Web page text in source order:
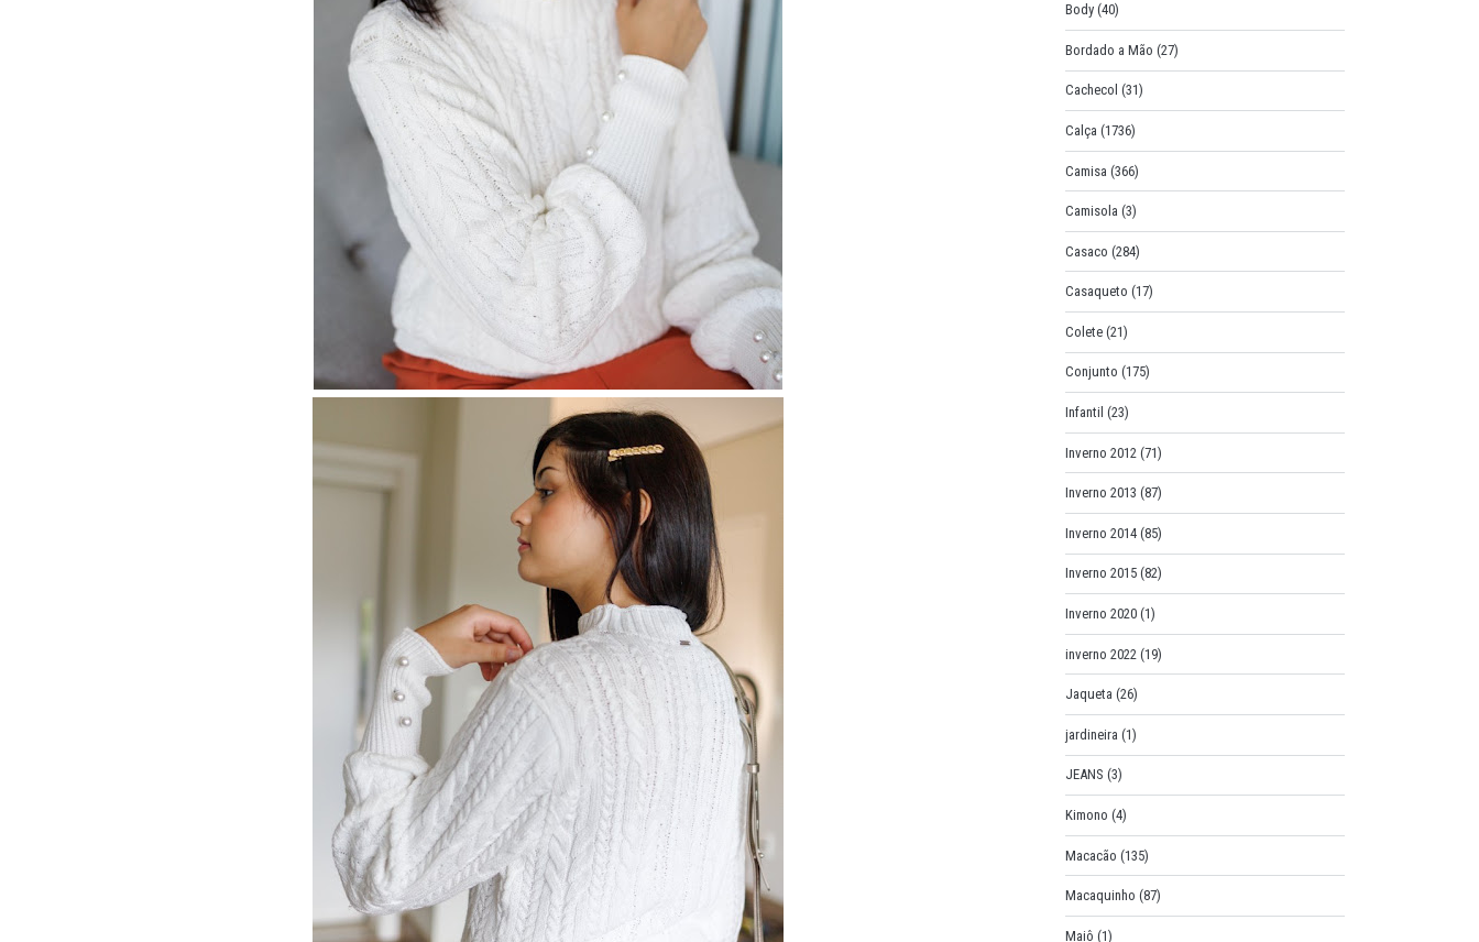
Body (40)
Bordado a Mão (27)
Cachecol (31)
Calça (1736)
Camisa (366)
Camisola (3)
Casaco (284)
Casaqueto (17)
Colete (21)
Conjunto (175)
Infantil (23)
Inverno 2012 (71)
Inverno 2013 (87)
Inverno 2014 (85)
Inverno 2015 (82)
Inverno 2020 (1)
inverno 2022 (19)
Jaqueta (26)
jardineira (1)
JEANS (3)
Kimono (4)
Macacão (135)
Macaquinho (87)
Maiô (1)